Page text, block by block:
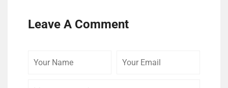
Leave A Comment